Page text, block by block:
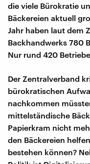
die viele Bürokratie
Bäckereien aktuell
Jahr haben laut dem
Backhandwerks 780
Nur rund 420
Der Zentralverband
bürokratischen
nachkommen
mittelständische
Papierkram nicht
den Bäckereien
bestehen können?